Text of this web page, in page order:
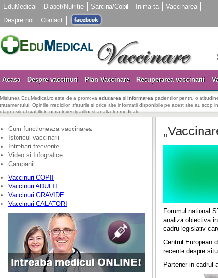
EduMedical Diabet/Nutritie Sarcina/Copil Inima ta
Vaccinarea
Despre noi
Contact
Acasa Despre vaccinuri Plan Vaccinare Recuperarea vaccinarii
Misiunea EduMedical.ro este de a promova educarea si informarea pacientilor pentru o
tratamentului. Opiniile medicilor, sfaturile si orice alte informatii disponibile pe acest site au scop
diagnosticul stabilit in urma investigatiilor si analizelor medicale.
Cum functioneaza vaccinarea
Istoricul vaccinarii
Intrebari frecvente
Video si Infografice
Campanii
Vaccinuri COPII
Vaccinuri ADULTI
Vaccinuri GRAVIDE
Vaccinuri CALATORI
Forumul national
analiza obiectiva
cadru legislativ
Centrul European
recente despre
Partener in cadrul